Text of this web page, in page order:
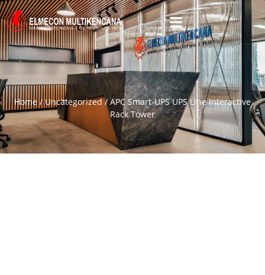
Home/ Uncategorized/ APC Smart-UPS UPS Line Interactive
Rack Tower